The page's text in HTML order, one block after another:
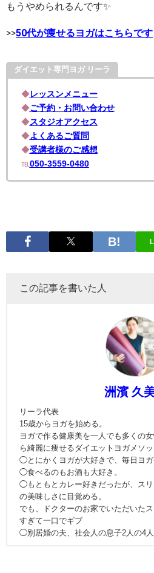
もうやめられるんです✨
>>50代が痩せるヨガはこちらです
ダイエット専門ヨガ リーラ
◆ レッスンメニュー
◆ご予約・お問い合わせ
◆ スタジオアクセス
◆ よくあるご質問
◆受講者様のご感想
℡ 050-3559-0480
この記事を書いた人
洲濱 久
リーラ代表
15歳からヨガを始める。
ヨガで作る健康美を一人でも多くの
ら綺麗に痩せるダイエットヨガメソッ
◯とにかくヨガが大好きで、毎日ヨガ
◯食べるのもお酒も大好き。
◯もともとカレー好きだったが、ス
の美味しさに目覚める。
でも、ドクターのお家でいただいた
すぎて一口でギブ
◯別居婚の夫、社会人の息子2人の4